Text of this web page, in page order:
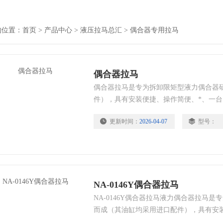
置： 首页 > 产品中心 > 液压拉马总汇 > 偶合器专用拉马
偶合器拉马
偶合器拉马是专为拆卸限矩型液力偶合器
件），具有安装便捷、操作简便、*、一
理想工具。
更新时间： 2026-04-07 型号：
NA-0146Y偶合器拉马
NA-0146Y偶合器拉马液力偶合器拉马是
而成（其油缸均采用进口配件），具有